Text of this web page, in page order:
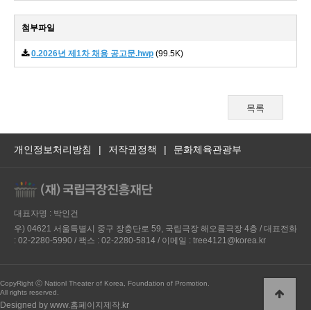
첨부파일
0.2026년 제1차 채용 공고문.hwp (99.5K)
목록
개인정보처리방침 | 저작권정책 | 문화체육관광부
대표자명 : 박인건
우) 04621 서울특별시 중구 장충단로 59, 국립극장 해오름극장 4층 / 대표전화
: 02-2280-5990 / 팩스 : 02-2280-5814 / 이메일 : tree4121@korea.kr
CopyRight ⓒ Nationl Theater of Korea, Foundation of Promotion.
All rights reserved.
Designed by www.홈페이지제작.kr